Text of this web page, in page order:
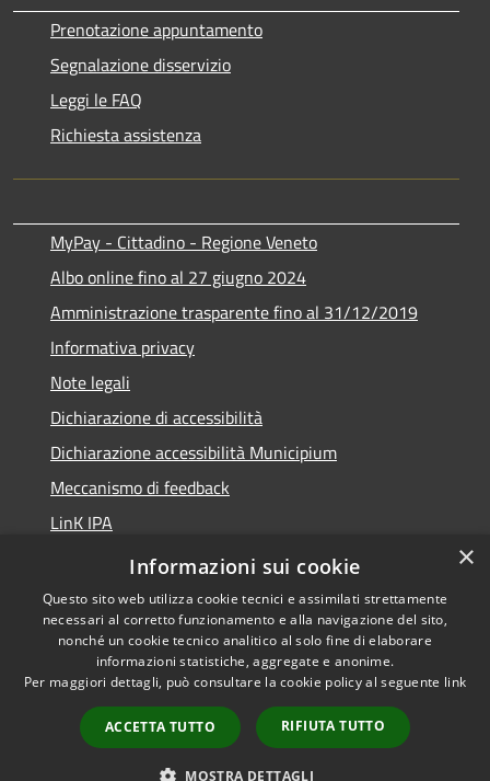
Prenotazione appuntamento
Segnalazione disservizio
Leggi le FAQ
Richiesta assistenza
MyPay - Cittadino - Regione Veneto
Albo online fino al 27 giugno 2024
Amministrazione trasparente fino al 31/12/2019
Informativa privacy
Note legali
Dichiarazione di accessibilità
Dichiarazione accessibilità Municipium
Meccanismo di feedback
LinK IPA
Social media policy
Accessibilità
Copyright © 2026 • Comune di
Calalzo di Cadore • Powered by
Municipium•
Accesso
redazione
×
Informazioni sui cookie
Questo sito web utilizza cookie tecnici e assimilati strettamente
necessari al corretto funzionamento e alla navigazione del sito,
nonché un cookie tecnico analitico al solo fine di elaborare
informazioni statistiche, aggregate e anonime.
Per maggiori dettagli, può consultare la cookie policy al seguente link
ACCETTA TUTTO RIFIUTA TUTTO
MOSTRA DETTAGLI